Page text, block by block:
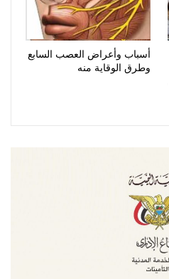
أسباب وأعراض العصب السابع
وطرق الوقاية منه